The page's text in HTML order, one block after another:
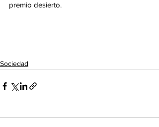
premio desierto.
Sociedad